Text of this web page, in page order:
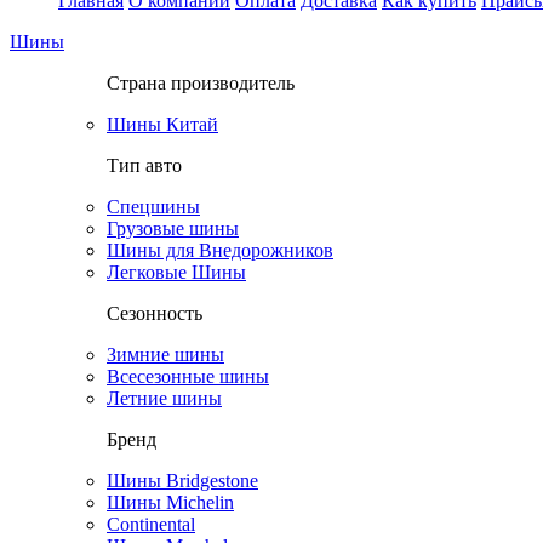
Шины
Страна производитель
Шины Китай
Тип авто
Спецшины
Грузовые шины
Шины для Внедорожников
Легковые Шины
Сезонность
Зимние шины
Всесезонные шины
Летние шины
Бренд
Шины Bridgestone
Шины Michelin
Continental